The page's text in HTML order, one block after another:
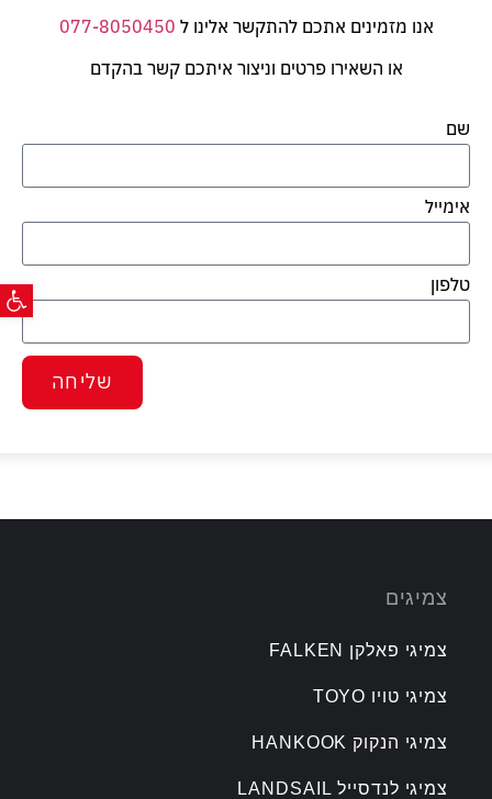
פתח
FARROAD
S
אנו מזמינים אתכם להתקשר אלינו ל 077-8050450
או השאירו פרטים וניצור איתכם קשר בהקדם
שם
אימייל
טלפון
שליחה
צמיגים
צמיגי פאלקן FALKEN
צמיגי טויו TOYO
צמיגי הנקוק HANKOOK
צמיגי לנדסייל LANDSAIL